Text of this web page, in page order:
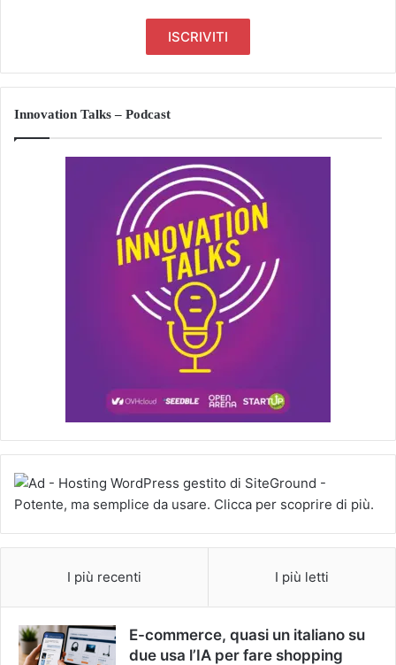
Innovation Talks – Podcast
I più recenti I più letti
E-commerce, quasi un italiano su
due usa l’IA per fare shopping